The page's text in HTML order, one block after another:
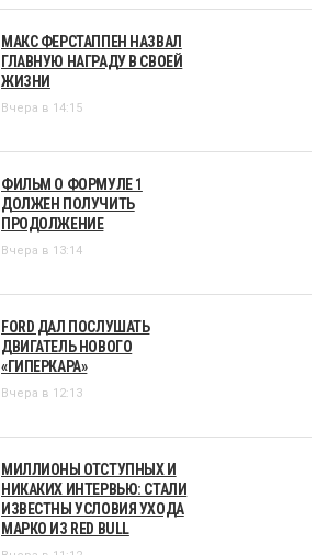
МАКС ФЕРСТАППЕН НАЗВАЛ
ГЛАВНУЮ НАГРАДУ В СВОЕЙ
ЖИЗНИ
Вчера в 14:15
ФИЛЬМ О ФОРМУЛЕ 1
ДОЛЖЕН ПОЛУЧИТЬ
ПРОДОЛЖЕНИЕ
Вчера в 13:14
FORD ДАЛ ПОСЛУШАТЬ
ДВИГАТЕЛЬ НОВОГО
«ГИПЕРКАРА»
Вчера в 12:13
МИЛЛИОНЫ ОТСТУПНЫХ И
НИКАКИХ ИНТЕРВЬЮ: СТАЛИ
ИЗВЕСТНЫ УСЛОВИЯ УХОДА
МАРКО ИЗ RED BULL